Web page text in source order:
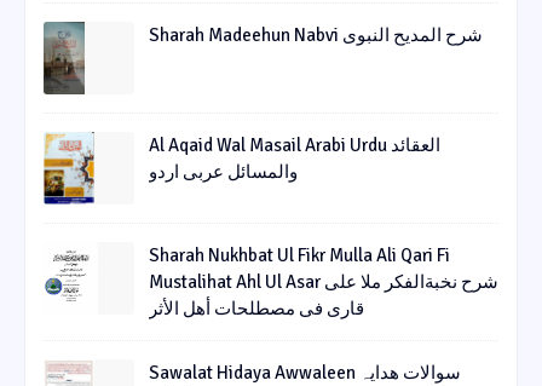
Sharah Madeehun Nabvi شرح المدیح النبوی
Al Aqaid Wal Masail Arabi Urdu العقائد
والمسائل عربی اردو
Sharah Nukhbat Ul Fikr Mulla Ali Qari Fi
Mustalihat Ahl Ul Asar شرح نخبةالفکر ملا علی
قاری فی مصطلحات أھل الأثر
Sawalat Hidaya Awwaleen سوالات ھدایہ